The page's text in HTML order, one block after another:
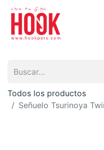
Todos los productos
Señuelo Tsurinoya